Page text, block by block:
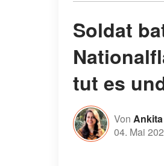
Soldat
tut es
Von
04. Mai